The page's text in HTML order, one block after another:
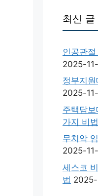
최신 글
인공관
2025-
정부지
2025-
주택담
가지 비법
무치악
2025-
세스코
법